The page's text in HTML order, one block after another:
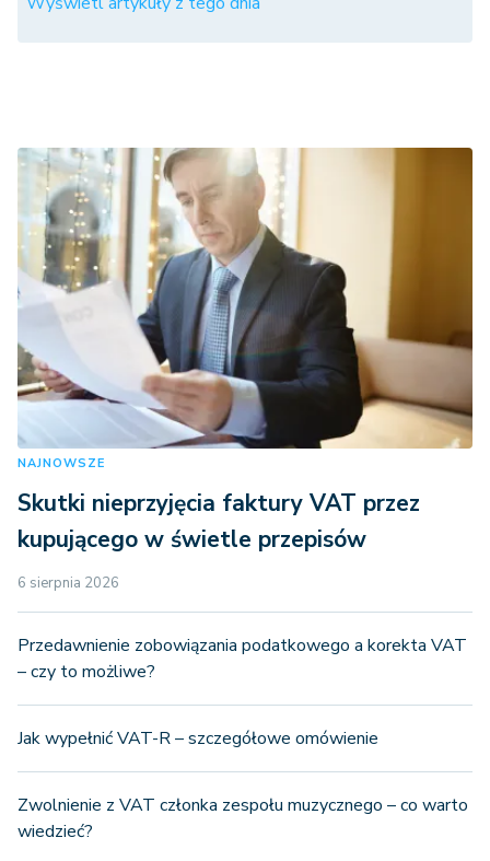
NAJNOWSZE
Skutki nieprzyjęcia faktury VAT przez
kupującego w świetle przepisów
6 sierpnia 2026
Przedawnienie zobowiązania podatkowego a korekta VAT
– czy to możliwe?
Jak wypełnić VAT-R – szczegółowe omówienie
Zwolnienie z VAT członka zespołu muzycznego – co warto
wiedzieć?